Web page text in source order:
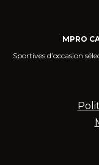
MPRO
Sportives d’occasion